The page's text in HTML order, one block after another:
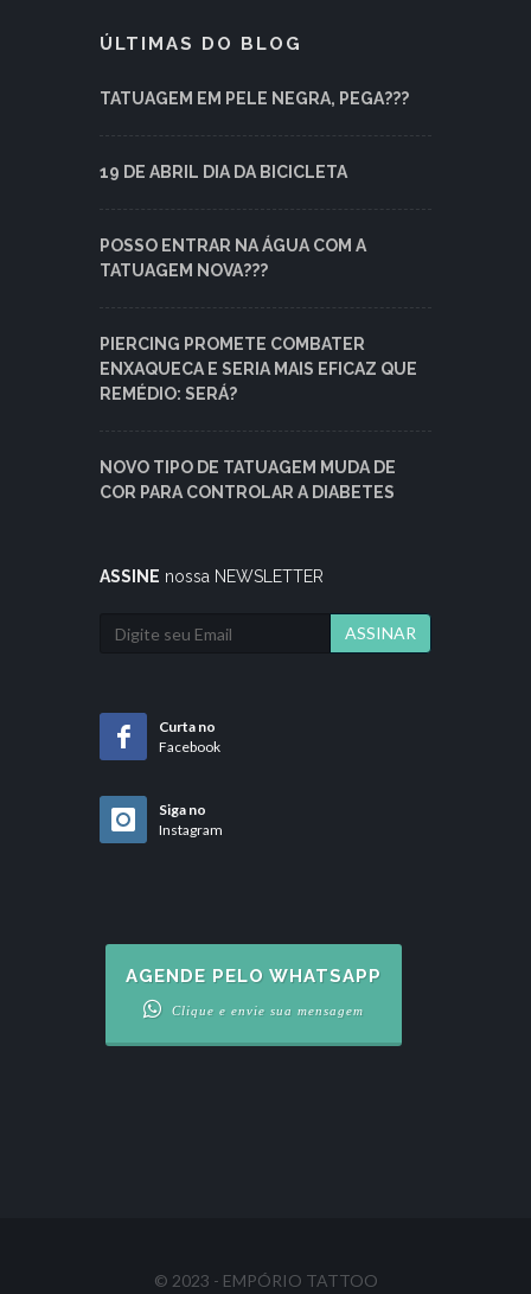
ÚLTIMAS DO BLOG
TATUAGEM EM PELE NEGRA, PEGA???
19 DE ABRIL DIA DA BICICLETA
POSSO ENTRAR NA ÁGUA COM A
TATUAGEM NOVA???
PIERCING PROMETE COMBATER
ENXAQUECA E SERIA MAIS EFICAZ QUE
REMÉDIO: SERÁ?
NOVO TIPO DE TATUAGEM MUDA DE
COR PARA CONTROLAR A DIABETES
ASSINE nossa NEWSLETTER
ASSINAR
Curta no
Facebook
Siga no
Instagram
AGENDE PELO WHATSAPP
Clique e envie sua mensagem
© 2023 - EMPÓRIO TATTOO